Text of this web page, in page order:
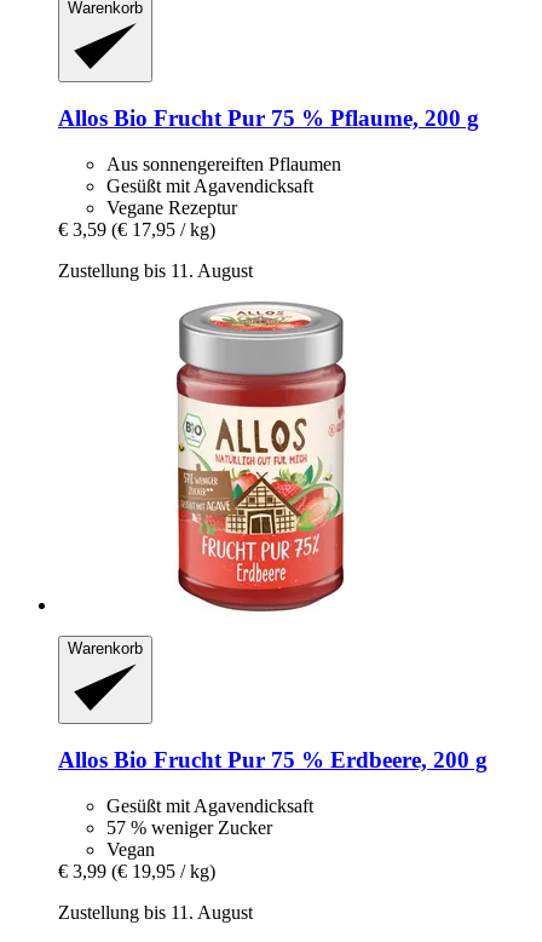
Warenkorb
Allos Bio Frucht Pur 75 % Pflaume, 200 g
Aus sonnengereiften Pflaumen
Gesüßt mit Agavendicksaft
Vegane Rezeptur
€ 3,59 (€ 17,95 / kg)
Zustellung bis 11. August
Warenkorb
Allos Bio Frucht Pur 75 % Erdbeere, 200 g
Gesüßt mit Agavendicksaft
57 % weniger Zucker
Vegan
€ 3,99 (€ 19,95 / kg)
Zustellung bis 11. August